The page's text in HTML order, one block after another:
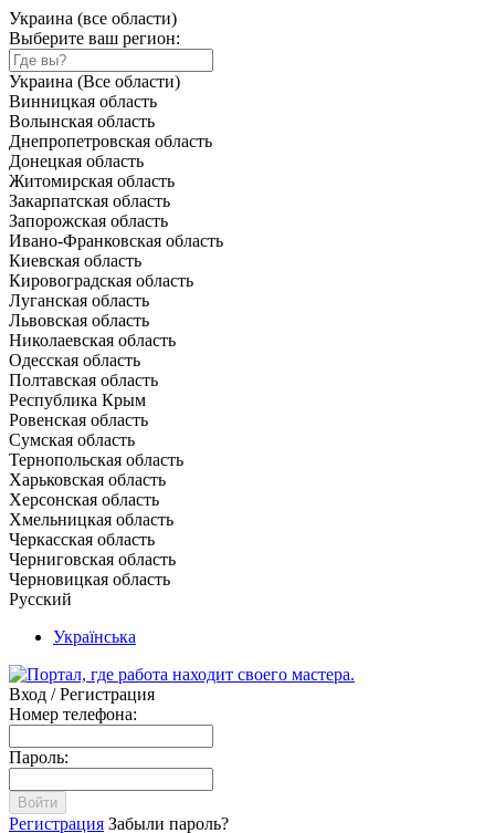
Украина (все области)
Выберите ваш регион:
Украина (Все области)
Винницкая область
Волынская область
Днепропетровская область
Донецкая область
Житомирская область
Закарпатская область
Запорожская область
Ивано-Франковская область
Киевская область
Кировоградская область
Луганская область
Львовская область
Николаевская область
Одесская область
Полтавская область
Республика Крым
Ровенская область
Сумская область
Тернопольская область
Харьковская область
Херсонская область
Хмельницкая область
Черкасская область
Черниговская область
Черновицкая область
Русский
Українська
Вход / Регистрация
Номер телефона:
Пароль:
Войти
Регистрация Забыли пароль?